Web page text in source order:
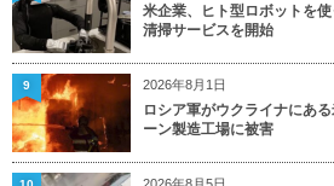
米企業、ヒト型ロボットを
清掃サービスを開始
2026年8月1日
ロシア軍がウクライナにあ
ーン製造工場に被害
9